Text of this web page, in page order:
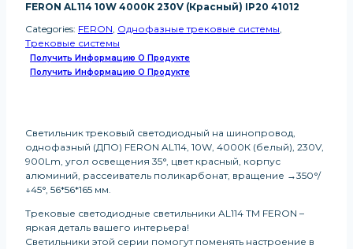
FERON AL114 10W 4000К 230V (красный) IP20 41012
Categories: FERON, Однофазные трековые системы,
Трековые системы
Получить Информацию О Продукте
Получить Информацию О Продукте
Светильник трековый светодиодный на шинопровод,
однофазный (ДПО) FERON AL114, 10W, 4000К (белый), 230V,
900Lm, угол освещения 35°, цвет красный, корпус
алюминий, рассеиватель поликарбонат, вращение →350°/
↓45°, 56*56*165 мм.
Трековые светодиодные светильники AL114 ТМ FERON –
яркая деталь вашего интерьера!
Светильники этой серии помогут поменять настроение в